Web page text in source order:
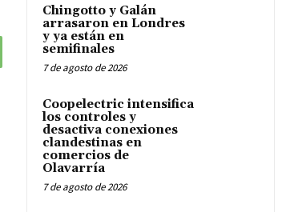
Chingotto y Galán
arrasaron en Londres
y ya están en
semifinales
7 de agosto de 2026
Coopelectric intensifica
los controles y
desactiva conexiones
clandestinas en
comercios de
Olavarría
7 de agosto de 2026